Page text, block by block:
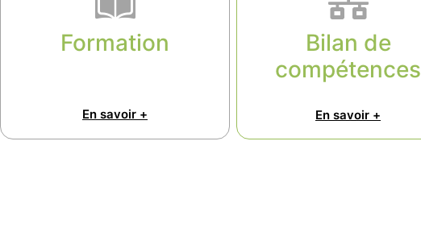
Formation
En savoir +
Bilan de
compétences
En savoir +